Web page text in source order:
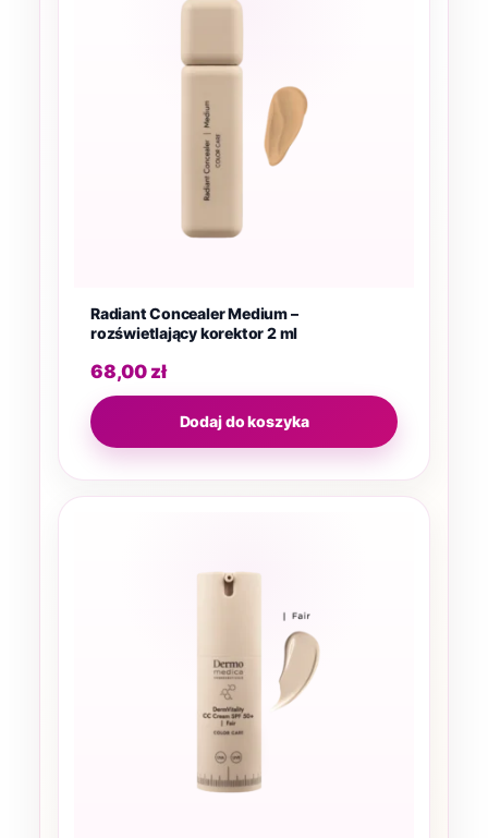
Radiant Concealer Medium –
rozświetlający korektor 2 ml
68,00 zł
Dodaj do koszyka